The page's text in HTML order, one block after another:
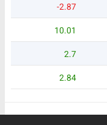
-2.87
10.01
2.7
2.84